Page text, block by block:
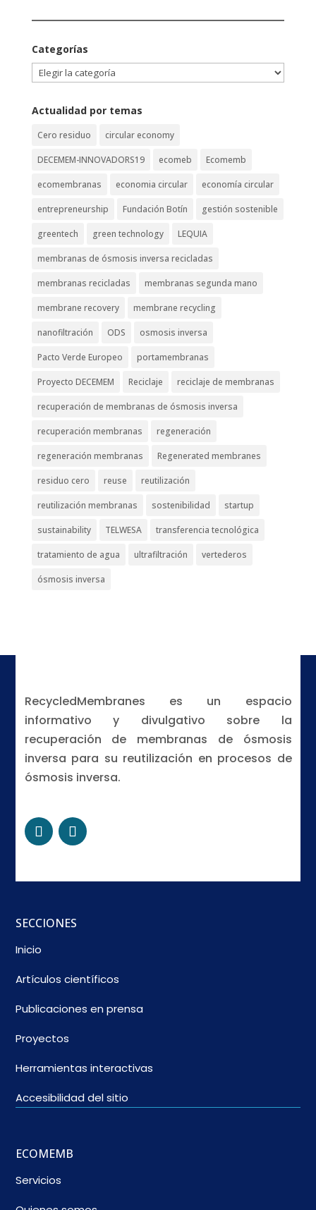
Categorías
Categorías
Actualidad por temas
Cero residuo circular economy
DECEMEM-INNOVADORS19 ecomeb Ecomemb
ecomembranas economia circular economía circular
entrepreneurship Fundación Botín gestión sostenible
greentech green technology LEQUIA
membranas de ósmosis inversa recicladas
membranas recicladas membranas segunda mano
membrane recovery membrane recycling
nanofiltración ODS osmosis inversa
Pacto Verde Europeo portamembranas
Proyecto DECEMEM Reciclaje reciclaje de membranas
recuperación de membranas de ósmosis inversa
recuperación membranas regeneración
regeneración membranas Regenerated membranes
residuo cero reuse reutilización
reutilización membranas sostenibilidad startup
sustainability TELWESA transferencia tecnológica
tratamiento de agua ultrafiltración vertederos
ósmosis inversa
RecycledMembranes es un espacio
informativo y divulgativo sobre la
recuperación de membranas de ósmosis
inversa para su reutilización en procesos de
ósmosis inversa.
SECCIONES
Inicio
Artículos científicos
Publicaciones en prensa
Proyectos
Herramientas interactivas
Accesibilidad del sitio
ECOMEMB
Servicios